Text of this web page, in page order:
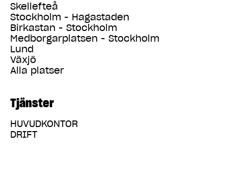
Skellefteå
Stockholm - Hagastaden
Birkastan - Stockholm
Medborgarplatsen - Stockholm
Lund
Växjö
Alla platser
Tjänster
HUVUDKONTOR
DRIFT